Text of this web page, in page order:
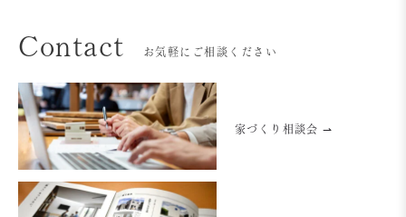
Contact お気軽にご相談ください
家づくり相談会 ⇀